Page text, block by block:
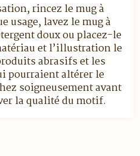
rincez le mug à
usage, lavez le mug à
doux ou placez-le
et l’illustration le
abrasifs et les
pourraient altérer le
soigneusement avant
la qualité du motif.